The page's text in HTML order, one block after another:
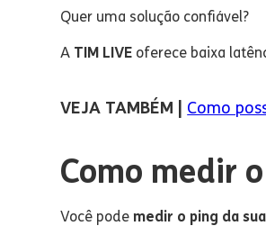
Quer uma solução confiável?
A TIM LIVE oferece baixa
VEJA TAMBÉM | Como
Como medir
Você pode medir o ping da